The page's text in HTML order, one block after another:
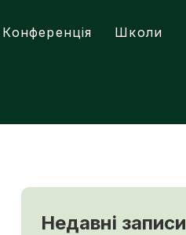
Конференція Школи
Недавні записи